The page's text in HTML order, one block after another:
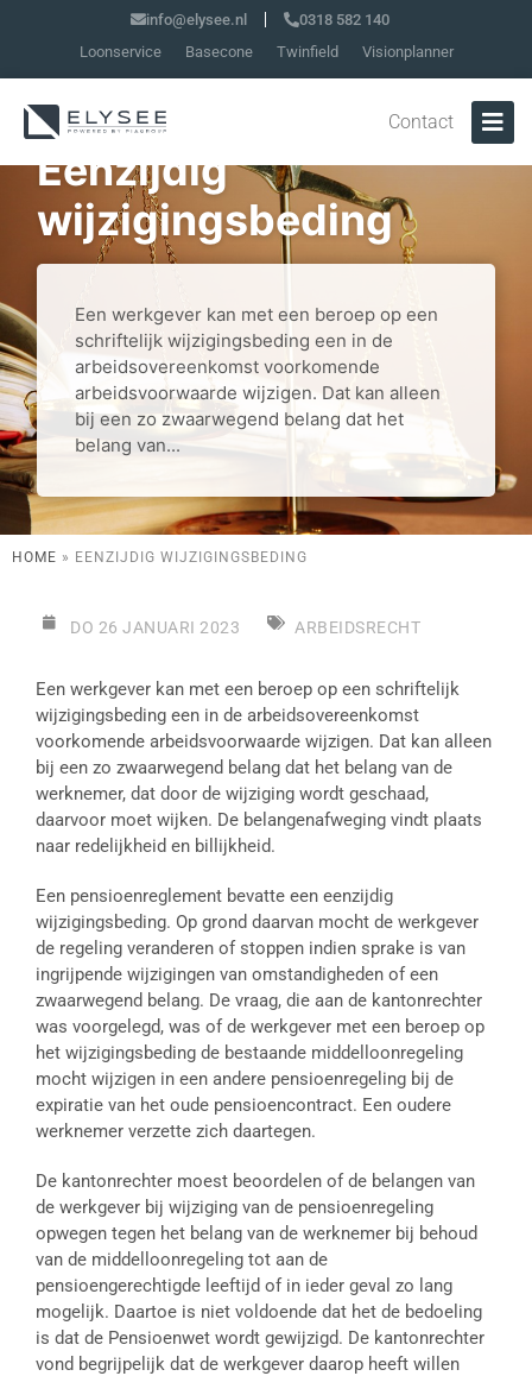
info@elysee.nl
0318 582 140
Loonservice
Basecone Twinfield Visionplanner
Contact
Eenzijdig
wijzigingsbeding
Een werkgever kan met een beroep op een
schriftelijk wijzigingsbeding een in de
arbeidsovereenkomst voorkomende
arbeidsvoorwaarde wijzigen. Dat kan alleen
bij een zo zwaarwegend belang dat het
belang van...
HOME » EENZIJDIG WIJZIGINGSBEDING
DO 26 JANUARI 2023 ARBEIDSRECHT
Een werkgever kan met een beroep op een schriftelijk
wijzigingsbeding een in de arbeidsovereenkomst
voorkomende arbeidsvoorwaarde wijzigen. Dat kan alleen
bij een zo zwaarwegend belang dat het belang van de
werknemer, dat door de wijziging wordt geschaad,
daarvoor moet wijken. De belangenafweging vindt plaats
naar redelijkheid en billijkheid.
Een pensioenreglement bevatte een eenzijdig
wijzigingsbeding. Op grond daarvan mocht de werkgever
de regeling veranderen of stoppen indien sprake is van
ingrijpende wijzigingen van omstandigheden of een
zwaarwegend belang. De vraag, die aan de kantonrechter
was voorgelegd, was of de werkgever met een beroep op
het wijzigingsbeding de bestaande middelloonregeling
mocht wijzigen in een andere pensioenregeling bij de
expiratie van het oude pensioencontract. Een oudere
werknemer verzette zich daartegen.
De kantonrechter moest beoordelen of de belangen van
de werkgever bij wijziging van de pensioenregeling
opwegen tegen het belang van de werknemer bij behoud
van de middelloonregeling tot aan de
pensioengerechtigde leeftijd of in ieder geval zo lang
mogelijk. Daartoe is niet voldoende dat het de bedoeling
is dat de Pensioenwet wordt gewijzigd. De kantonrechter
vond begrijpelijk dat de werkgever daarop heeft willen